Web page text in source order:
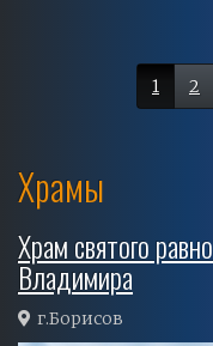
1 2
Храмы
Храм святого
Владимира
г.Борисов